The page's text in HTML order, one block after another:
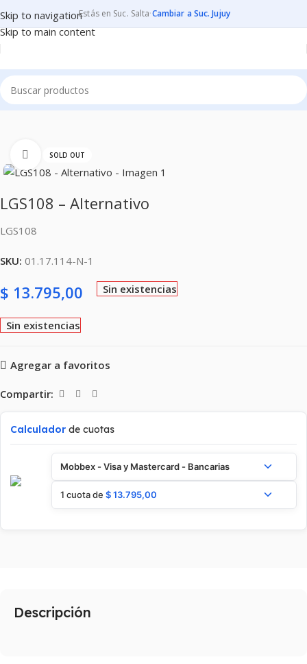
Skip to navigation
Skip to main content
Estás en Suc. Salta·Cambiar a Suc. Jujuy
Inicio CONSUMIBLES CARTUCHOS PARA IMPRESORAS
SOLD OUT
Clic para ampliar
LGS108 – Alternativo
LGS108
SKU: 01.17.114-N-1
$ 13.795,00 Sin existencias
Sin existencias
Agregar a favoritos
Compartir:
Calculador de cuotas
Mobbex - Visa y Mastercard - Bancarias
1 cuota de $13.795,00
Descripción